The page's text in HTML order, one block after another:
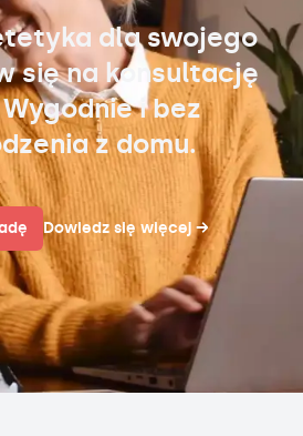
dla swojego
się na konsultację
i bez
z domu.
Dowiedz się więcej →